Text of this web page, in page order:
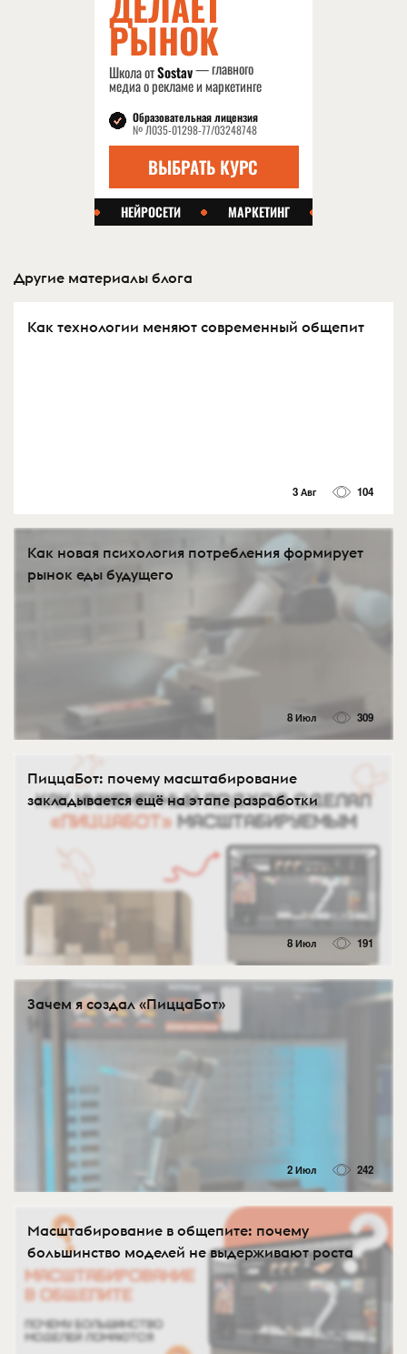
Другие материалы блога
Как технологии меняют современный общепит
3 Авг 104
Как новая психология потребления формирует
рынок еды будущего
8 Июл 309
ПиццаБот: почему масштабирование
закладывается ещё на этапе разработки
8 Июл 191
Зачем я создал «ПиццаБот»
2 Июл 242
Масштабирование в общепите: почему
большинство моделей не выдерживают роста